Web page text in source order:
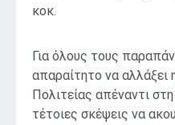
κοκ.
Για όλους τους
απαραίτητο να αλλάξει
Πολιτείας απέναντι
τέτοιες σκέψεις να